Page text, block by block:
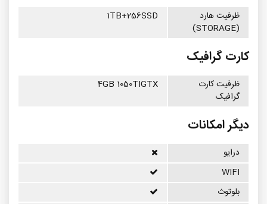
ظرفیت هارد
(STORAGE)
1TB+256SSD
کارت گرافیک
ظرفیت کارت
گرافیک
4GB 1050TIGTX
دیگر امکانات
درایو
WIFI
بلوتوث